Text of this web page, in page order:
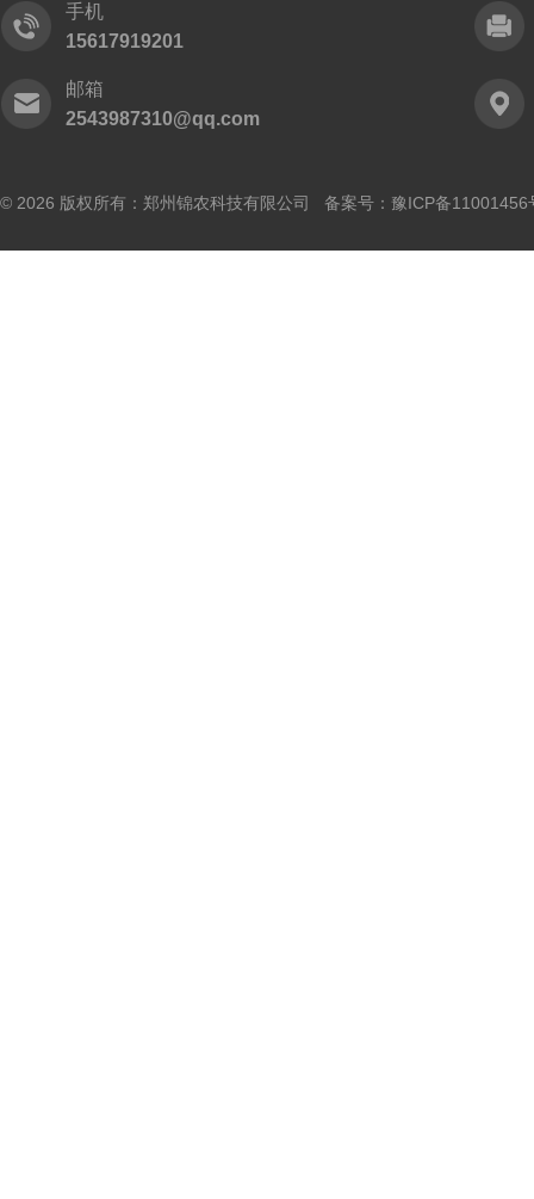
手机
15617919201
邮箱
2543987310@qq.com
© 2026 版权所有：郑州锦农科技有限公司 备案号： 豫ICP备11001456